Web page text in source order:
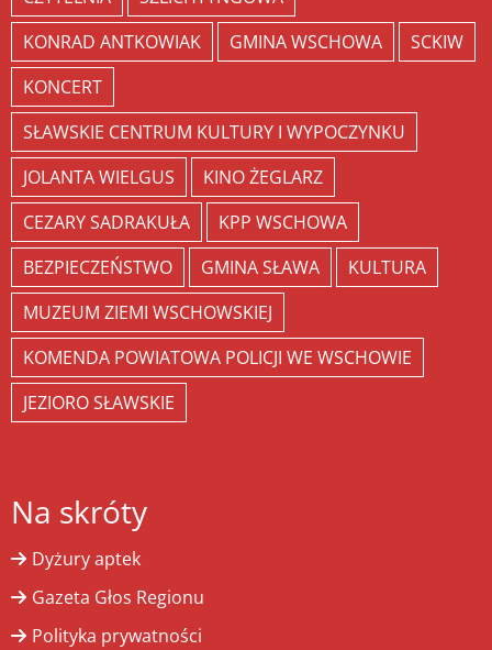
KONRAD ANTKOWIAK
GMINA WSCHOWA
SCKIW
KONCERT
SŁAWSKIE CENTRUM KULTURY I WYPOCZYNKU
JOLANTA WIELGUS
KINO ŻEGLARZ
CEZARY SADRAKUŁA
KPP WSCHOWA
BEZPIECZEŃSTWO
GMINA SŁAWA
KULTURA
MUZEUM ZIEMI WSCHOWSKIEJ
KOMENDA POWIATOWA POLICJI WE WSCHOWIE
JEZIORO SŁAWSKIE
Na skróty
Dyżury aptek
Gazeta Głos Regionu
Polityka prywatności